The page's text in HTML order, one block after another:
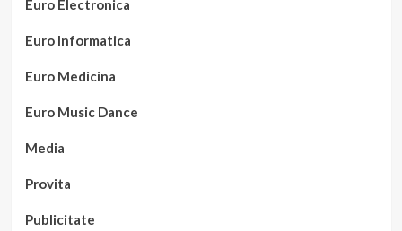
Euro Electronica
Euro Informatica
Euro Medicina
Euro Music Dance
Media
Provita
Publicitate